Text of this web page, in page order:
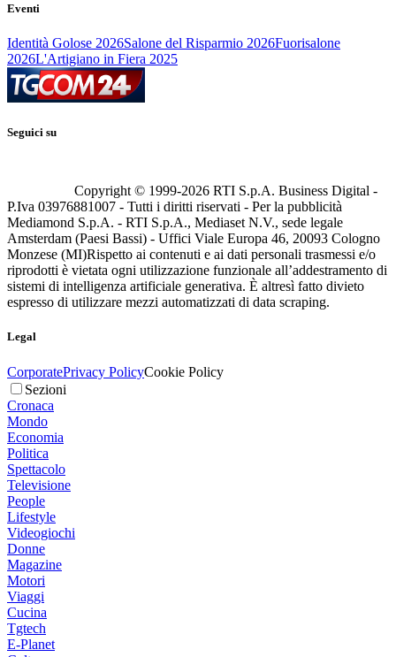
Eventi
Identità Golose 2026Salone del Risparmio 2026Fuorisalone
2026L'Artigiano in Fiera 2025
Seguici su
Copyright © 1999-2026 RTI S.p.A. Business Digital -
P.Iva 03976881007 - Tutti i diritti riservati - Per la pubblicità
Mediamond S.p.A. - RTI S.p.A., Mediaset N.V., sede legale
Amsterdam (Paesi Bassi) - Uffici Viale Europa 46, 20093 Cologno
Monzese (MI)Rispetto ai contenuti e ai dati personali trasmessi e/o
riprodotti è vietata ogni utilizzazione funzionale all’addestramento di
sistemi di intelligenza artificiale generativa. È altresì fatto divieto
espresso di utilizzare mezzi automatizzati di data scraping.
Legal
CorporatePrivacy PolicyCookie Policy
Sezioni
Cronaca
Mondo
Economia
Politica
Spettacolo
Televisione
People
Lifestyle
Videogiochi
Donne
Magazine
Motori
Viaggi
Cucina
Tgtech
E-Planet